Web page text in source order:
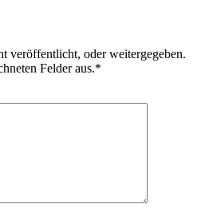
veröffentlicht, oder weitergegeben.
Felder aus.*